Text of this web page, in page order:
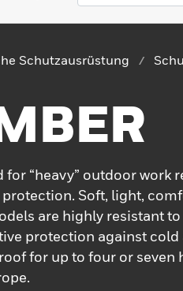
Schutzausrüstung
for “heavy” outdoor work
Soft, light,
are highly resistant
protection against cold
for up to four or seven